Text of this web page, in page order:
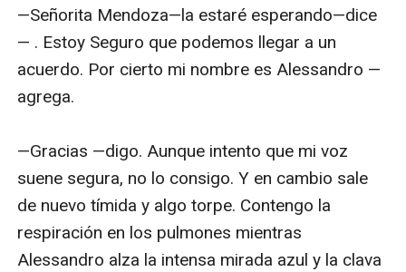
—Señorita Mendoza—la estaré esperando—dice
— . Estoy Seguro que podemos llegar a un
acuerdo. Por cierto mi nombre es Alessandro —
agrega.
—Gracias —digo. Aunque intento que mi voz
suene segura, no lo consigo. Y en cambio sale
de nuevo tímida y algo torpe. Contengo la
respiración en los pulmones mientras
Alessandro alza la intensa mirada azul y la clava